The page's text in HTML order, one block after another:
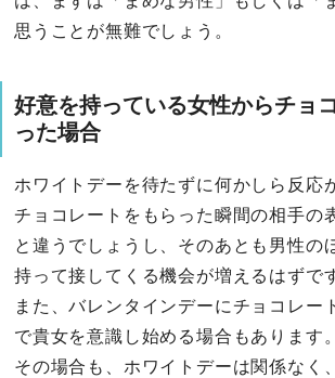
思うことが無難でしょう。
好意を持っている女性からチョ
った場合
ホワイトデーを待たずに何かしら反応
チョコレートをもらった瞬間の相手の
と違うでしょうし、そのあとも男性の
持って接してくる機会が増えるはずで
また、バレンタインデーにチョコレー
で貴女を意識し始める場合もあります。
その場合も、ホワイトデーは関係なく